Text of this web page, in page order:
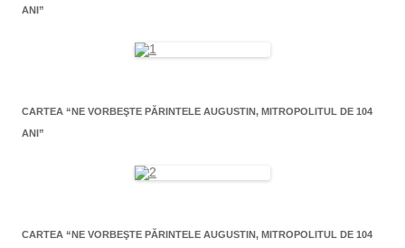
ANI”
CARTEA “NE VORBEŞTE PĂRINTELE AUGUSTIN, MITROPOLITUL DE 104
ANI”
CARTEA “NE VORBEŞTE PĂRINTELE AUGUSTIN, MITROPOLITUL DE 104